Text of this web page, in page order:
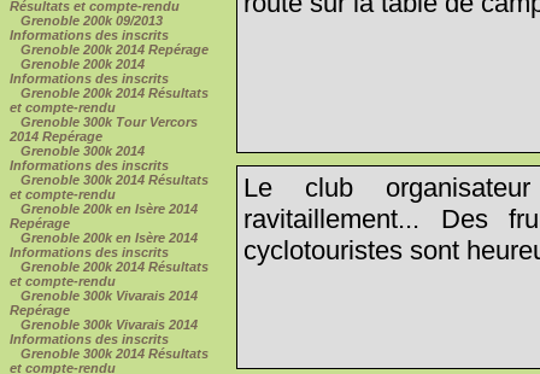
Résultats et compte-rendu
Grenoble 200k 09/2013
Informations des inscrits
Grenoble 200k 2014 Repérage
Grenoble 200k 2014
Informations des inscrits
Grenoble 200k 2014 Résultats
et compte-rendu
Grenoble 300k Tour Vercors
2014 Repérage
Grenoble 300k 2014
Informations des inscrits
Grenoble 300k 2014 Résultats
et compte-rendu
Grenoble 200k en Isère 2014
Repérage
Grenoble 200k en Isère 2014
Informations des inscrits
Grenoble 200k 2014 Résultats
et compte-rendu
Grenoble 300k Vivarais 2014
Repérage
Grenoble 300k Vivarais 2014
Informations des inscrits
Grenoble 300k 2014 Résultats
et compte-rendu
Le club
ravitaillement... Des
cyclotouristes sont